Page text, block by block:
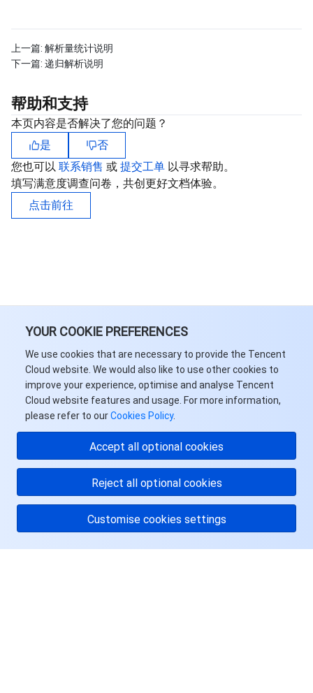
YOUR COOKIE PREFERENCES
We use cookies that are necessary to provide the Tencent
Cloud website. We would also like to use other cookies to
improve your experience, optimise and analyse Tencent
Cloud website features and usage. For more information,
please refer to ourCookies Policy.
Accept all optional cookies
Reject all optional cookies
Customise cookies settings
腾讯云 BI
多模态智能数据湖 TCLake
腾讯混元生3D
腾讯混元大模型
大模型服务平台 TokenHub
消息队列 RabbitMQ 版
消息队列 Pulsar 版
消息队列 MQTT 版
消息队列 CMQ 版
消息队列 CMQ
移动推送
邮件推送
即时通信 IM
实时音视频
实时互动-教育版
实时互动-工业能源版
游戏多媒体引擎
云联络中心
视频服务
媒体直播
媒体包装
媒体传输
云直播
云点播
媒体点播
直播录制
媒体处理
媒体处理
应用云渲染
云桌面
视频终端SDK
直播 SDK
短视频 SDK
教育服务
互动白板
医疗服务
智能预问诊
智能顾问
标签
访问管理
操作审计
配置审计
云原生构建
腾讯云代码助手
腾讯云超级应用服务
云开发 CloudBase
监控与运维
腾讯云可观测平台
前端性能监控
云拨测
Prometheus 监控服务
API 与工具
云 API
腾讯云命令行工具
软件产品公告专区
软件产品生命周期公告
专有云软件
腾讯专有云企业版 TCE
腾讯专有云PaaS平台 TCS
腾讯云数据库
TDSQL
大数据
上一篇: 解析量统计说明
下一篇: 递归解析说明
帮助和支持
本页内容是否解决了您的问题？
是
否
您也可以 联系销售 或 提交工单 以寻求帮助。
填写满意度调查问卷，共创更好文档体验。
点击前往